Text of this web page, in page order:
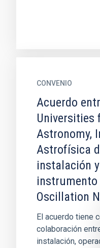
CONVENIO
Acuerdo
Universities
Astronomy,
Astrofísica
instalación
instrumento
Oscillation
El acuerdo tiene
colaboración
instalación,